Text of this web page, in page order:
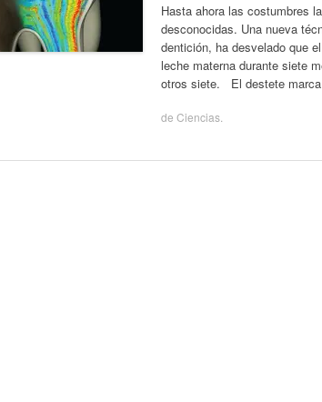
Hasta ahora las costumbres
desconocidas. Una nueva
dentición, ha desvelado que
leche materna durante siete
otros siete. El destete
de Ciencias